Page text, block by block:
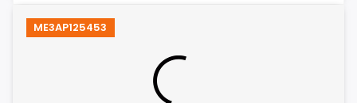
ME3AP125453